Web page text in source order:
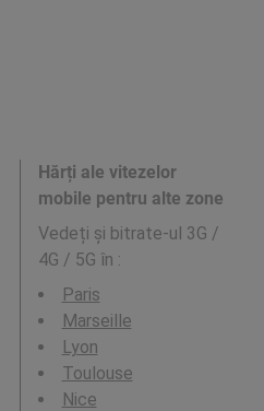
Hărți ale vitezelor
mobile pentru alte zone
Vedeți și bitrate-ul 3G /
4G / 5G în :
Paris
Marseille
Lyon
Toulouse
Nice